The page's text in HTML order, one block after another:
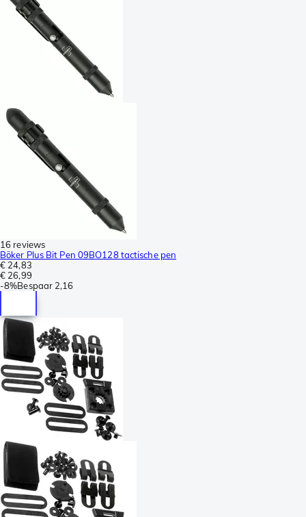
16 reviews
Böker Plus Bit Pen 09BO128 tactische pen
€ 24,83
€ 26,99
-8%Bespaar 2,16